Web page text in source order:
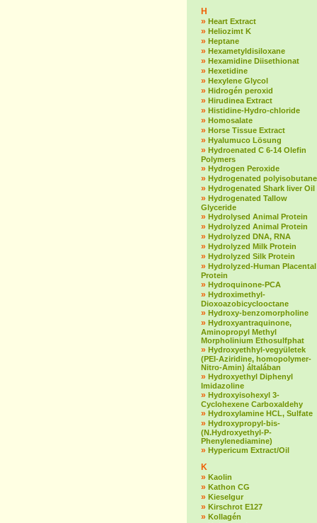
H
» Heart Extract
» Heliozimt K
» Heptane
» Hexametyldisiloxane
» Hexamidine Diisethionat
» Hexetidine
» Hexylene Glycol
» Hidrogén peroxid
» Hirudinea Extract
» Histidine-Hydro-chloride
» Homosalate
» Horse Tissue Extract
» Hyalumuco Lösung
» Hydroenated C 6-14 Olefin
Polymers
» Hydrogen Peroxide
» Hydrogenated polyisobutane
» Hydrogenated Shark liver Oil
» Hydrogenated Tallow
Glyceride
» Hydrolysed Animal Protein
» Hydrolyzed Animal Protein
» Hydrolyzed DNA, RNA
» Hydrolyzed Milk Protein
» Hydrolyzed Silk Protein
» Hydrolyzed-Human Placental
Protein
» Hydroquinone-PCA
» Hydroximethyl-
Dioxoazobicyclooctane
» Hydroxy-benzomorpholine
» Hydroxyantraquinone,
Aminopropyl Methyl
Morpholinium Ethosulfphat
» Hydroxyethhyl-vegyületek
(PEI-Aziridine, homopolymer-
Nitro-Amin) általában
» Hydroxyethyl Diphenyl
Imidazoline
» Hydroxyisohexyl 3-
Cyclohexene Carboxaldehy
» Hydroxylamine HCL, Sulfate
» Hydroxypropyl-bis-
(N.Hydroxyethyl-P-
Phenylenediamine)
» Hypericum Extract/Oil
K
» Kaolin
» Kathon CG
» Kieselgur
» Kirschrot E127
» Kollagén